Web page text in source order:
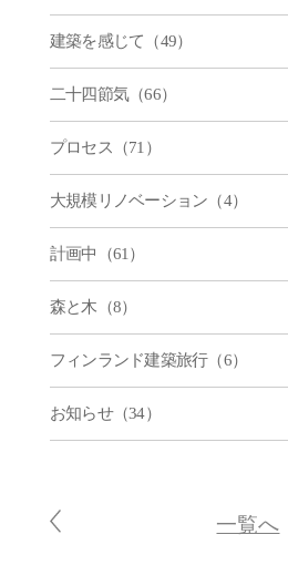
建築を感じて（49）
二十四節気（66）
プロセス（71）
大規模リノベーション（4）
計画中（61）
森と木（8）
フィンランド建築旅行（6）
お知らせ（34）
一覧へ